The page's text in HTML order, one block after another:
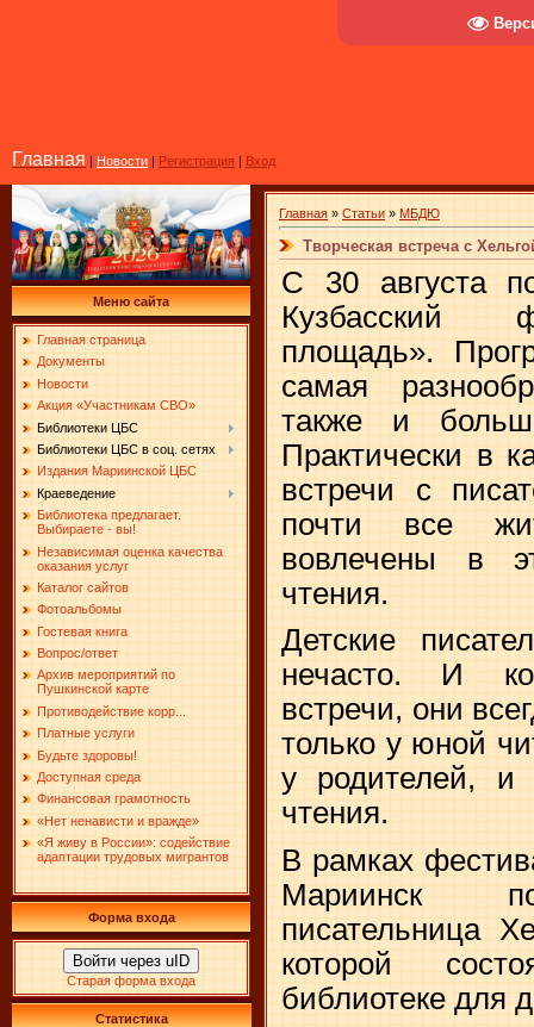
Главная | Новости | Регистрация | Вход
Меню сайта
Главная страница
Документы
Новости
Акция «Участникам СВО»
Библиотеки ЦБС
Библиотеки ЦБС в соц. сетях
Издания Мариинской ЦБС
Краеведение
Библиотека предлагает.
Выбираете - вы!
Независимая оценка качества
оказания услуг
Каталог сайтов
Фотоальбомы
Гостевая книга
Вопрос/ответ
Архив мероприятий по
Пушкинской карте
Противодействие корр...
Платные услуги
Будьте здоровы!
Доступная среда
Финансовая грамотность
«Нет ненависти и вражде»
«Я живу в России»: содействие
адаптации трудовых мигрантов
Форма входа
Войти через uID
Старая форма входа
Статистика
Главная » Статьи » МБДЮ
Творческая встреча с
С 30 августа
Кузбасский
площадь».
самая
также и
Практически в
встречи с
почти все
вовлечены в
чтения.
Детские
нечасто. И
встречи, они
только у юной
у родителей, и
чтения.
В рамках
Мариинск
писательница
которой
библиотеке для